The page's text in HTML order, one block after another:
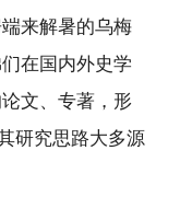
来解暑的乌梅
在国内外史学
文、专著，形
研究思路大多源